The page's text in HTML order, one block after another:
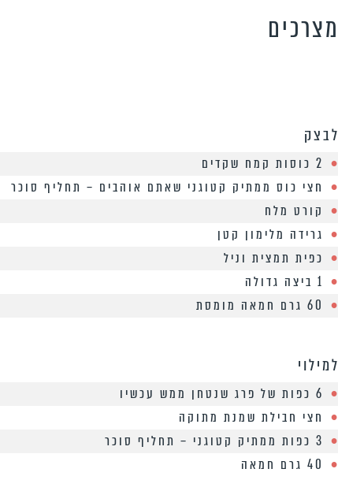
מצרכים
לבצק
2 כוסות קמח שקדים
חצי כוס ממתיק קטוגני שאתם אוהבים – תחליף סוכר
קורט מלח
גרידה מלימון קטן
כפית תמצית וניל
1 ביצה גדולה
60 גרם חמאה מומסת
למילוי
6 כפות של פרג שנטחן ממש עכשיו
חצי חבילת שמנת מתוקה
3 כפות ממתיק קטוגני – תחליף סוכר
40 גרם חמאה